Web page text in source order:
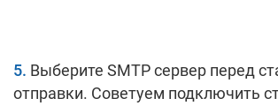
Выберите SMTP сервер перед
отправки. Советуем подключить